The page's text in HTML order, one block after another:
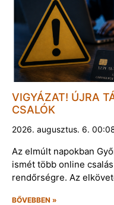
VIGYÁZAT! ÚJRA
CSALÓK
2026. augusztus. 6.
Az elmúlt napokban
ismét több online
rendőrségre. Az
BŐVEBBEN »